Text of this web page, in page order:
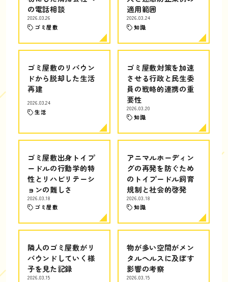
の電話相談
2026.03.26
ゴミ屋敷
適用範囲
2026.03.24
知識
ゴミ屋敷のリバウン
ドから脱却した生活
再建
2026.03.24
生活
ゴミ屋敷対策を加速
させる行政と民生委
員の戦略的連携の重
要性
2026.03.20
知識
ゴミ屋敷出身トイプ
ードルの行動学的特
性とリハビリテーシ
ョンの難しさ
2026.03.18
ゴミ屋敷
アニマルホーディン
グの再発を防ぐため
のトイプードル飼育
規制と社会的啓発
2026.03.18
知識
隣人のゴミ屋敷がリ
バウンドしていく様
子を見た記録
2026.03.15
物が多い空間がメン
タルヘルスに及ぼす
影響の考察
2026.03.15